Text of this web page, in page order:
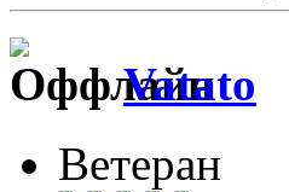
Vatato
Ветеран